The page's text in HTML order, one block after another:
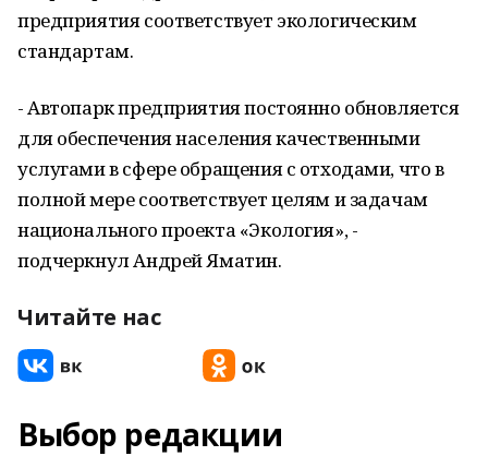
предприятия соответствует экологическим
стандартам.
- Автопарк предприятия постоянно обновляется
для обеспечения населения качественными
услугами в сфере обращения с отходами, что в
полной мере соответствует целям и задачам
национального проекта «Экология», -
подчеркнул Андрей Яматин.
Читайте нас
Выбор редакции